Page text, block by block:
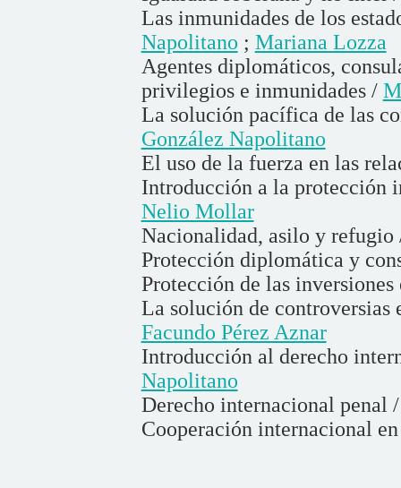
Las inmunidades de los
Napolitano ; Mariana Lozza
Agentes diplomáticos,
privilegios e inmunidades /
La solución pacífica de las
González Napolitano
El uso de la fuerza en las
Introducción a la protección
Nelio Mollar
Nacionalidad, asilo y
Protección diplomática y
Protección de las
La solución de controversias
Facundo Pérez Aznar
Introducción al derecho
Napolitano
Derecho internacional penal
Cooperación internacional